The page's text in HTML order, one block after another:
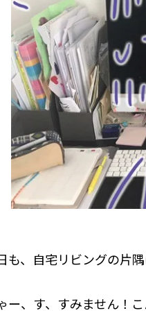
も、自宅リビングの片
ー、す、すみません！